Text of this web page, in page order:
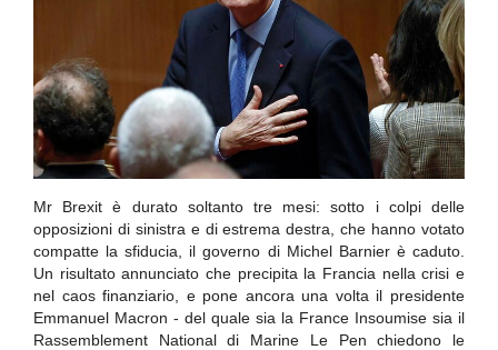
Mr Brexit è durato soltanto tre mesi: sotto i colpi delle
opposizioni di sinistra e di estrema destra, che hanno votato
compatte la sfiducia, il governo di Michel Barnier è caduto.
Un risultato annunciato che precipita la Francia nella crisi e
nel caos finanziario, e pone ancora una volta il presidente
Emmanuel Macron - del quale sia la France Insoumise sia il
Rassemblement National di Marine Le Pen chiedono le